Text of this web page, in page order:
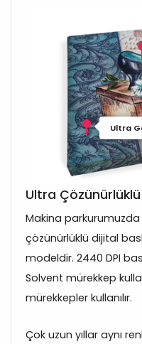
Ultra
Ultra Çözünürlüklü
Makina
çözünürlüklü dijital
modeldir. 2440 DPI
Solvent mürekkep
mürekkepler kullanılır.
Çok uzun yıllar aynı